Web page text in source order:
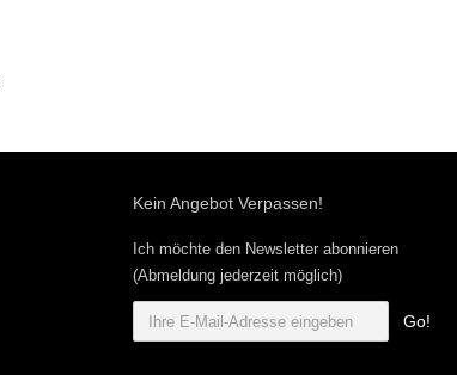
Kein Angebot Verpassen!
Ich möchte den Newsletter abonnieren
(Abmeldung jederzeit möglich)
Go!